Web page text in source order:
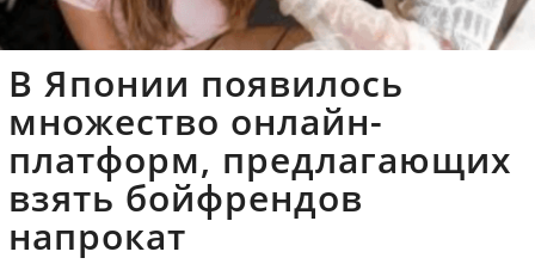
В Японии появилось
множество онлайн-
платформ, предлагающих
взять бойфрендов
напрокат